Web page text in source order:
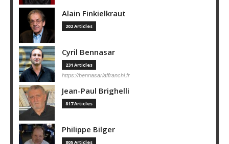
Alain Finkielkraut
202 Articles
Cyril Bennasar
231 Articles
https://bennasarlaffranchi.fr
Jean-Paul Brighelli
817 Articles
Philippe Bilger
805 Articles